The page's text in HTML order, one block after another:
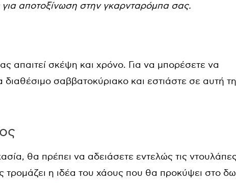
αποτοξίνωση στην γκαρνταρόμπα σας.
απαιτεί σκέψη και χρόνο. Για να μπορέσετε να
σαββατοκύριακο και εστιάστε σε αυτή τη
θα πρέπει να αδειάσετε εντελώς τις
η ιδέα του χάους που θα προκύψει στο